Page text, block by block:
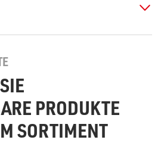
PRODUKTE
SORTIMENT